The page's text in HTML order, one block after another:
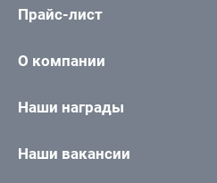
Прайс-лист
О компании
Наши награды
Наши вакансии